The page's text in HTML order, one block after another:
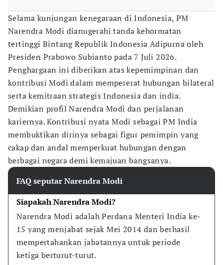
Selama kunjungan kenegaraan di Indonesia, PM
Narendra Modi dianugerahi tanda kehormatan
tertinggi Bintang Republik Indonesia Adipurna oleh
Presiden Prabowo Subianto pada 7 Juli 2026.
Penghargaan ini diberikan atas kepemimpinan dan
kontribusi Modi dalam mempererat hubungan bilateral
serta kemitraan strategis Indonesia dan india.
Demikian profil Narendra Modi dan perjalanan
kariernya. Kontribusi nyata Modi sebagai PM India
membuktikan dirinya sebagai figur pemimpin yang
cakap dan andal memperkuat hubungan dengan
berbagai negara demi kemajuan bangsanya.
FAQ seputar Narendra Modi
Siapakah Narendra Modi?
Narendra Modi adalah Perdana Menteri India ke-
15 yang menjabat sejak Mei 2014 dan berhasil
mempertahankan jabatannya untuk periode
ketiga berturut-turut.